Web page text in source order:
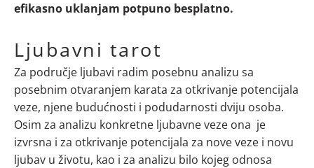
efikasno uklanjam potpuno besplatno.
Ljubavni tarot
Za područje ljubavi radim posebnu analizu sa
posebnim otvaranjem karata za otkrivanje potencijala
veze, njene budućnosti i podudarnosti dviju osoba.
Osim za analizu konkretne ljubavne veze ona je
izvrsna i za otkrivanje potencijala za nove veze i novu
ljubav u životu, kao i za analizu bilo kojeg odnosa